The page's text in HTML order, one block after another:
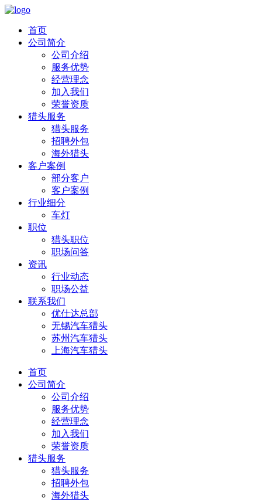
首页
公司简介
公司介绍
服务优势
经营理念
加入我们
荣誉资质
猎头服务
猎头服务
招聘外包
海外猎头
客户案例
部分客户
客户案例
行业细分
车灯
职位
猎头职位
职场问答
资讯
行业动态
职场公益
联系我们
优仕达总部
无锡汽车猎头
苏州汽车猎头
上海汽车猎头
首页
公司简介
公司介绍
服务优势
经营理念
加入我们
荣誉资质
猎头服务
猎头服务
招聘外包
海外猎头